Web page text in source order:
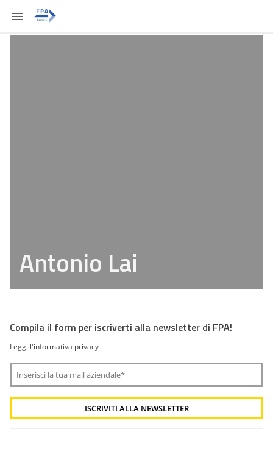
Antonio Lai
Compila il form per iscriverti alla newsletter di FPA!
Leggi l'informativa privacy